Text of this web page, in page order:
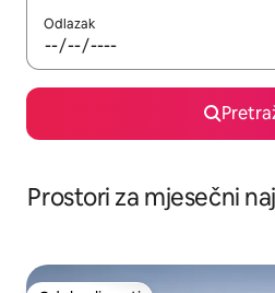
Odlazak
Prostori za mjesečni